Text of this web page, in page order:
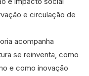
e circulação de
acompanha
se reinventa, como
e como inovação